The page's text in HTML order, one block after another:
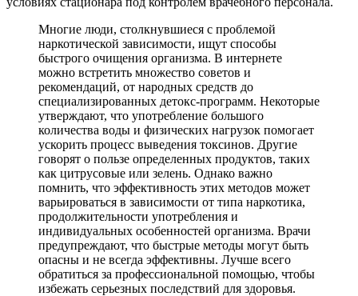
Многие люди, столкнувшиеся с проблемой
наркотической зависимости, ищут способы
быстрого очищения организма. В интернете
можно встретить множество советов и
рекомендаций, от народных средств до
специализированных детокс-программ. Некоторые
утверждают, что употребление большого
количества воды и физических нагрузок помогает
ускорить процесс выведения токсинов. Другие
говорят о пользе определенных продуктов, таких
как цитрусовые или зелень. Однако важно
помнить, что эффективность этих методов может
варьироваться в зависимости от типа наркотика,
продолжительности употребления и
индивидуальных особенностей организма. Врачи
предупреждают, что быстрые методы могут быть
опасны и не всегда эффективны. Лучше всего
обратиться за профессиональной помощью, чтобы
избежать серьезных последствий для здоровья.